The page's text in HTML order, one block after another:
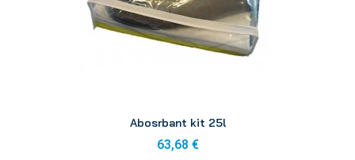
Abosrbant kit 25l
63,68 €